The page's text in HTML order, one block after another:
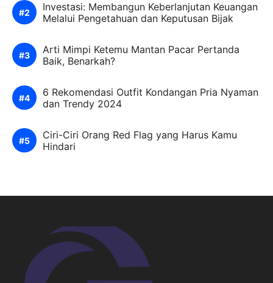
Investasi: Membangun Keberlanjutan Keuangan
Melalui Pengetahuan dan Keputusan Bijak
Arti Mimpi Ketemu Mantan Pacar Pertanda
Baik, Benarkah?
6 Rekomendasi Outfit Kondangan Pria Nyaman
dan Trendy 2024
Ciri-Ciri Orang Red Flag yang Harus Kamu
Hindari